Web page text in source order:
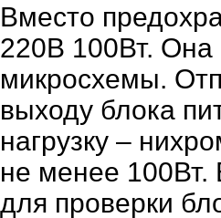
Вместо
220В 100Вт. Она
микросхемы.
выходу блока
нагрузку –
не менее 100Вт.
для проверки